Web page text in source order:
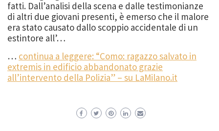
fatti. Dall’analisi della scena e dalle testimonianze
di altri due giovani presenti, è emerso che il malore
era stato causato dallo scoppio accidentale di un
estintore all’…
… continua a leggere: “Como: ragazzo salvato in
extremis in edificio abbandonato grazie
all’intervento della Polizia” – su LaMilano.it